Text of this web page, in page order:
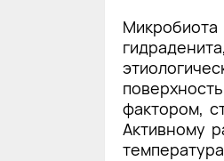
Микробиота
фактором,
Активному